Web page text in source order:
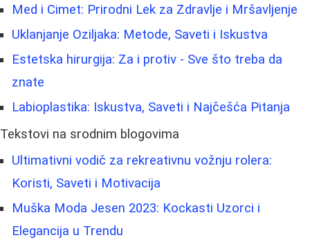
Med i Cimet: Prirodni Lek za Zdravlje i Mršavljenje
Uklanjanje Oziljaka: Metode, Saveti i Iskustva
Estetska hirurgija: Za i protiv - Sve što treba da
znate
Labioplastika: Iskustva, Saveti i Najčešća Pitanja
Tekstovi na srodnim blogovima
Ultimativni vodič za rekreativnu vožnju rolera:
Koristi, Saveti i Motivacija
Muška Moda Jesen 2023: Kockasti Uzorci i
Elegancija u Trendu